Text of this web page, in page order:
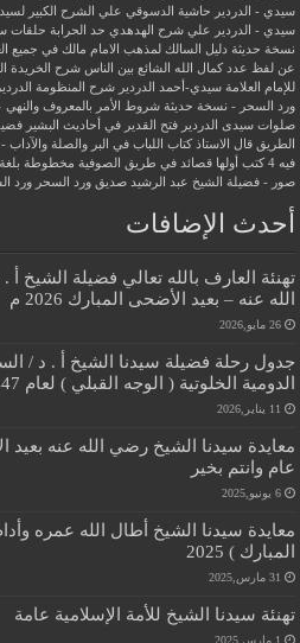
سيدي - الدردير
حاشية الدسوقي علي الشرح الكبير
سيدي - الدردير علي شرح الهدهدي حد الحرابة حلقات
نسخة حديثة دليل السالك لمذهب الامام مالك في جميع
عن لفظ عدد كمال الله الشائع بين الناس شرح الخريدة
للإمام العلامة سيدي-أحمد الدردير شرح المنظومة
ورد السحر - نسخة حديثة شروط الأمر بالمعروف
صلوات سيدى الدردير فتح القدير في أحاديث البشير
الطريق
قال الاستاذ كتاب اللباب في البر والصلة والآداب -
فيه 4 كتب أولها قصائد في طريق الصوفية
مخطوطة
صور - فضيلة الشيخ عبد الرشيد صديق
ورد السحر ورد
أحدث الإضافات
تهنئة العارف بالله تعالي فضيلة الشيخ
الله عنه – بعيد الأضحى المبارك 2026 م
26 مايو,2026
جدول رحلة فضيلة سيدنا الشيخ أ . د /
الدومية الخلوتية ( الوجه القبلي ) لعام 1447هـ/2026 م
11 يناير,2026
عام وانتم بخير
6 يونيو,2025
معايدة سيدنا الشيخ أطال الله عمره
المبارك ) 2025
31 مارس,2025
تهنئة سيدنا الشيخ للأمة الإسلامية عامة
1 مارس,2025